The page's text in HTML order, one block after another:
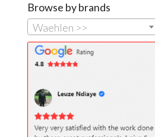
Browse by brands
Waehlen >>